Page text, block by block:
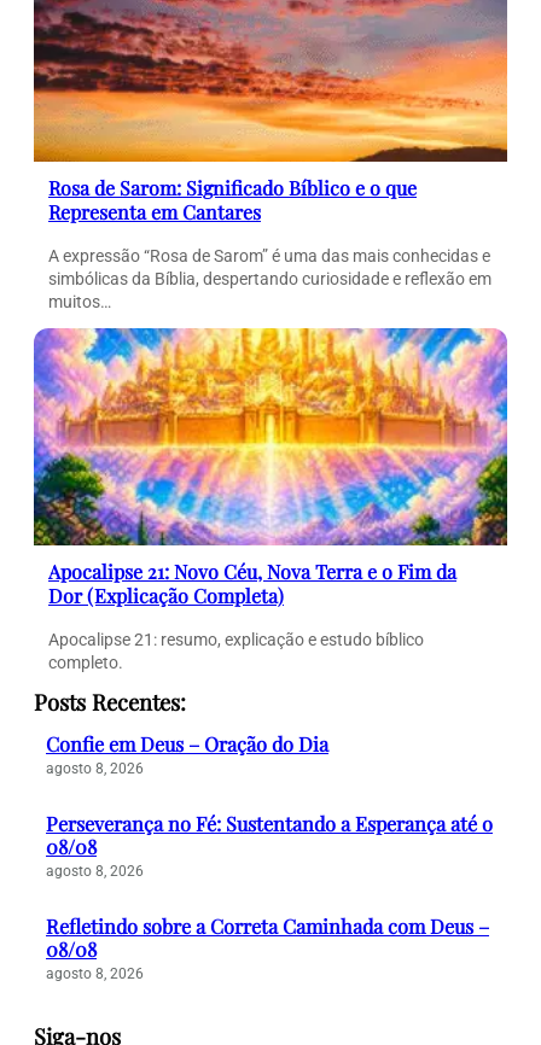
Rosa de Sarom: Significado Bíblico e o que
Representa em Cantares
A expressão “Rosa de Sarom” é uma das mais conhecidas e
simbólicas da Bíblia, despertando curiosidade e reflexão em
muitos…
Apocalipse 21: Novo Céu, Nova Terra e o Fim da
Dor (Explicação Completa)
Apocalipse 21: resumo, explicação e estudo bíblico
completo.
Posts Recentes:
Confie em Deus – Oração do Dia
agosto 8, 2026
Perseverança no Fé: Sustentando a Esperança até o
08/08
agosto 8, 2026
Refletindo sobre a Correta Caminhada com Deus –
08/08
agosto 8, 2026
Siga-nos